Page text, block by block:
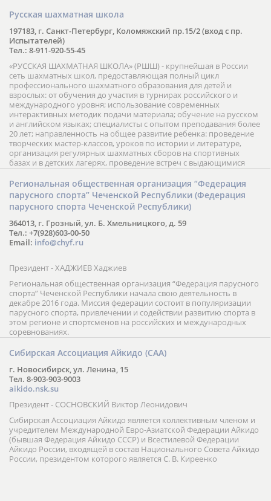
Русская шахматная школа
197183, г. Санкт-Петербург, Коломяжский пр.15/2 (вход с пр.
Испытателей)
Тел.: 8-911-920-55-45
«РУССКАЯ ШАХМАТНАЯ ШКОЛА» (РШШ) - крупнейшая в России
сеть шахматных школ, предоставляющая полный цикл
профессионального шахматного образования для детей и
взрослых: от обучения до участия в турнирах российского и
международного уровня; использование современных
интерактивных методик подачи материала; обучение на русском
и английском языках; специалисты с опытом преподавания более
20 лет; направленность на общее развитие ребенка: проведение
творческих мастер-классов, уроков по истории и литературе,
организация регулярных шахматных сборов на спортивных
базах и в детских лагерях, проведение встреч с выдающимися
шахматистами; корпоративное обучение; онлайн обучение в
форме вебинаров и индивидуальных занятий, круглые столы
российских и международных тренеров, организация фестивалей;
онлайн трансляция мероприятий и турниров.
Региональная общественная организация “Федерация
парусного спорта” Чеченской Республики (Федерация
парусного спорта Чеченской Республики)
364013, г. Грозный, ул. Б. Хмельницкого, д. 59
Тел.: +7(928)603-00-50
Email: info@chyf.ru
Президент - ХАДЖИЕВ Хаджиев
Региональная общественная организация “Федерация парусного
спорта” Чеченской Республики начала свою деятельность в
декабре 2016 года. Миссия федерации состоит в популяризации
парусного спорта, привлечении и содействии развитию спорта в
этом регионе и спортсменов на российских и международных
соревнованиях.
Сибирская Ассоциация Айкидо (САА)
г. Новосибирск, ул. Ленина, 15
Тел. 8-903-903-9003
aikido.nsk.su
Президент - СОСНОВСКИЙ Виктор Леонидович
Сибирская Ассоциация Айкидо является коллективным членом и
учредителем Международной Евро-Азиатской Федерации Айкидо
(бывшая Федерация Айкидо СССР) и Всестилевой Федерации
Айкидо России, входящей в состав Национального Совета Айкидо
России, президентом которого является С. В. Киреенко